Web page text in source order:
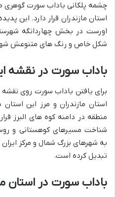
چشمه پلکانی باداب سورت گوهری
استان مازندران قرار دارد. این
اورست در بخش چهاردانگه
شکل خاص و رنگ های متنوعش
باداب سورت در نقشه
برای یافتن باداب سورت روی
استان مازندران و مرز این
منطقه در دامنه کوه های البرز
شناخت مسیرهای کوهستانی و
به شهرهای بزرگ شمال و مرکز
تبدیل کرده است.
باداب سورت در استان